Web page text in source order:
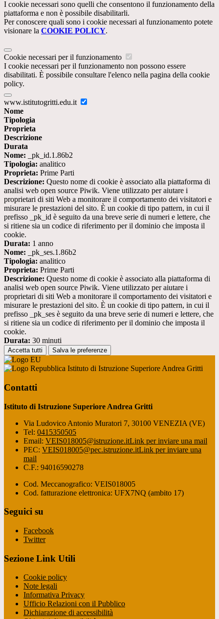
I cookie necessari sono quelli che consentono il funzionamento della
piattaforma e non è possibile disabilitarli.
Per conoscere quali sono i cookie necessari al funzionamento potete
visionare la COOKIE POLICY.
Cookie necessari per il funzionamento
I cookie necessari per il funzionamento non possono essere
disabilitati. È possibile consultare l'elenco nella pagina della cookie
policy.
www.istitutogritti.edu.it
Nome
Tipologia
Proprieta
Descrizione
Durata
Nome: _pk_id.1.86b2
Tipologia: analitico
Proprieta: Prime Parti
Descrizione: Questo nome di cookie è associato alla piattaforma di
analisi web open source Piwik. Viene utilizzato per aiutare i
proprietari di siti Web a monitorare il comportamento dei visitatori e
misurare le prestazioni del sito. È un cookie di tipo pattern, in cui il
prefisso _pk_id è seguito da una breve serie di numeri e lettere, che
si ritiene sia un codice di riferimento per il dominio che imposta il
cookie.
Durata: 1 anno
Nome: _pk_ses.1.86b2
Tipologia: analitico
Proprieta: Prime Parti
Descrizione: Questo nome di cookie è associato alla piattaforma di
analisi web open source Piwik. Viene utilizzato per aiutare i
proprietari di siti Web a monitorare il comportamento dei visitatori e
misurare le prestazioni del sito. È un cookie di tipo pattern, in cui il
prefisso _pk_ses è seguito da una breve serie di numeri e lettere, che
si ritiene sia un codice di riferimento per il dominio che imposta il
cookie.
Durata: 30 minuti
Accetta tutti Salva le preferenze
Istituto di Istruzione Superiore Andrea Gritti
Contatti
Istituto di Istruzione Superiore Andrea Gritti
Via Ludovico Antonio Muratori 7, 30100 VENEZIA (VE)
Tel: 0415350505
Email: VEIS018005@istruzione.itLink per inviare una mail
PEC: VEIS018005@pec.istruzione.itLink per inviare una
mail
C.F.: 94016590278
Cod. Meccanografico: VEIS018005
Cod. fatturazione elettronica: UFX7NQ (ambito 17)
Seguici su
Facebook
Twitter
Sezione Link Utili
Cookie policy
Note legali
Informativa Privacy
Ufficio Relazioni con il Pubblico
Dichiarazione di accessibilità